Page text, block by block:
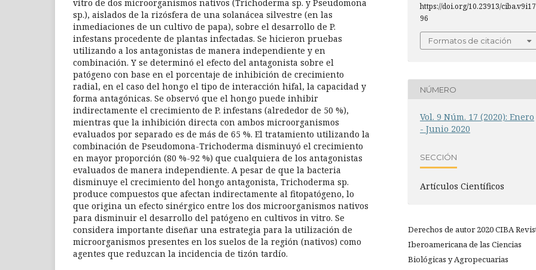
vitro de dos microorganismos nativos (Trichoderma sp. y Pseudomona
sp.), aislados de la rizósfera de una solanácea silvestre (en las
inmediaciones de un cultivo de papa), sobre el desarrollo de P.
infestans procedente de plantas infectadas. Se hicieron pruebas
utilizando a los antagonistas de manera independiente y en
combinación. Y se determinó el efecto del antagonista sobre el
patógeno con base en el porcentaje de inhibición de crecimiento
radial, en el caso del hongo el tipo de interacción hifal, la capacidad y
forma antagónicas. Se observó que el hongo puede inhibir
indirectamente el crecimiento de P. infestans (alrededor de 50 %),
mientras que la inhibición directa con ambos microorganismos
evaluados por separado es de más de 65 %. El tratamiento utilizando la
combinación de Pseudomona-Trichoderma disminuyó el crecimiento
en mayor proporción (80 %-92 %) que cualquiera de los antagonistas
evaluados de manera independiente. A pesar de que la bacteria
disminuye el crecimiento del hongo antagonista, Trichoderma sp.
produce compuestos que afectan indirectamente al fitopatógeno, lo
que origina un efecto sinérgico entre los dos microorganismos nativos
para disminuir el desarrollo del patógeno en cultivos in vitro. Se
considera importante diseñar una estrategia para la utilización de
microorganismos presentes en los suelos de la región (nativos) como
agentes que reduzcan la incidencia de tizón tardío.
https://doi.org/10.23913/
96
Formatos de citación
NÚMERO
Vol. 9 Núm. 17 (2020): Enero
- Junio 2020
SECCIÓN
Artículos Científicos
Derechos de autor 2020 CIBA
Iberoamericana de las Ciencias
Biológicas y Agropecuarias